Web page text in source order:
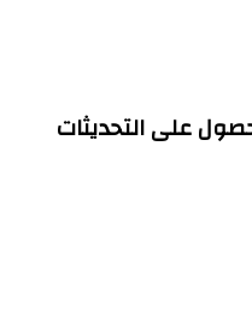
على التحديثات